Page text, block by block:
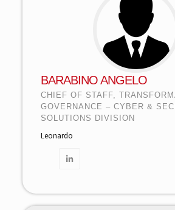
BARABINO ANGELO
CHIEF OF STAFF,
GOVERNANCE – CYBER &
SOLUTIONS DIVISION
Leonardo